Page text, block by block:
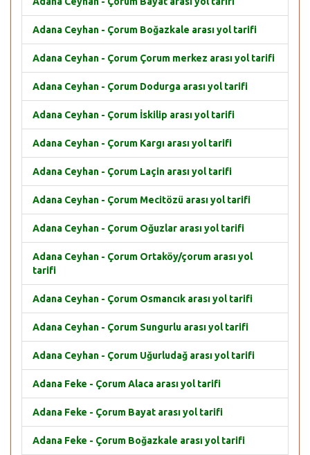
Adana Ceyhan - Çorum Boğazkale arası yol tarifi
Adana Ceyhan - Çorum Çorum merkez arası yol tarifi
Adana Ceyhan - Çorum Dodurga arası yol tarifi
Adana Ceyhan - Çorum İskilip arası yol tarifi
Adana Ceyhan - Çorum Kargı arası yol tarifi
Adana Ceyhan - Çorum Laçin arası yol tarifi
Adana Ceyhan - Çorum Mecitözü arası yol tarifi
Adana Ceyhan - Çorum Oğuzlar arası yol tarifi
Adana Ceyhan - Çorum Ortaköy/çorum arası yol
tarifi
Adana Ceyhan - Çorum Osmancık arası yol tarifi
Adana Ceyhan - Çorum Sungurlu arası yol tarifi
Adana Ceyhan - Çorum Uğurludağ arası yol tarifi
Adana Feke - Çorum Alaca arası yol tarifi
Adana Feke - Çorum Bayat arası yol tarifi
Adana Feke - Çorum Boğazkale arası yol tarifi